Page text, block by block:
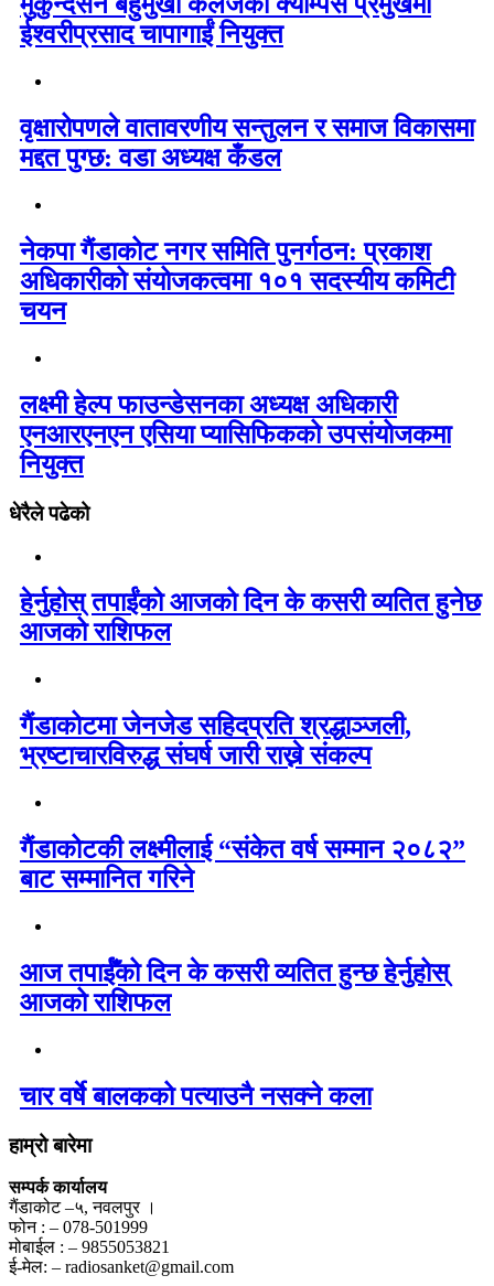
ईश्वरीप्रसाद चापागाईं नियुक्त
वृक्षारोपणले वातावरणीय सन्तुलन र समाज विकासमा
मद्दत पुग्छ: वडा अध्यक्ष कँडल
नेकपा गैंडाकोट नगर समिति पुनर्गठन: प्रकाश
अधिकारीको संयोजकत्वमा १०१ सदस्यीय कमिटी
चयन
लक्ष्मी हेल्प फाउन्डेसनका अध्यक्ष अधिकारी
एनआरएनएन एसिया प्यासिफिकको उपसंयोजकमा
नियुक्त
धेरैले पढेको
हेर्नुहोस् तपाईंको आजको दिन के कसरी व्यतित हुनेछ
आजको राशिफल
गैंडाकोटमा जेनजेड सहिदप्रति श्रद्धाञ्जली,
भ्रष्टाचारविरुद्ध संघर्ष जारी राख्ने संकल्प
गैंडाकोटकी लक्ष्मीलाई “संकेत वर्ष सम्मान २०८२”
बाट सम्मानित गरिने
आज तपाईँको दिन के कसरी व्यतित हुन्छ हेर्नुहोस्
आजको राशिफल
चार वर्षे बालकको पत्याउनै नसक्ने कला
हाम्रो बारेमा
सम्पर्क कार्यालय
गैंडाकोट –५, नवलपुर ।
फोन : – 078-501999
मोबाईल : – 9855053821
ई-मेल: – radiosanket@gmail.com